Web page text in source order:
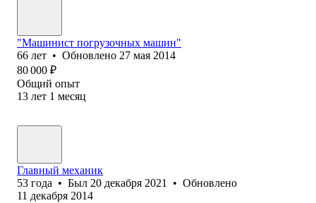
"Машинист погрузочных машин"
66 лет • Обновлено 27 мая 2014
80 000 ₽
Общий опыт
13 лет 1 месяц
Главный механик
53 года • Был 20 декабря 2021 • Обновлено
11 декабря 2014